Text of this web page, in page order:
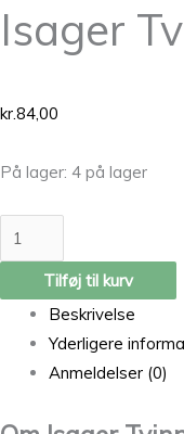
Isager
kr.84,00
På lager: 4 på lager
Tilføj til kurv
Beskrivelse
Yderligere
Anmeldelser (0)